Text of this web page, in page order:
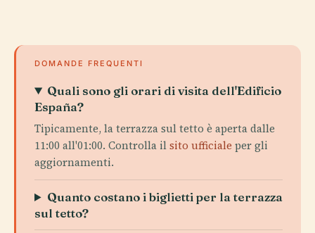
DOMANDE FREQUENTI
Quali sono gli orari di visita dell'Edificio
España?
Tipicamente, la terrazza sul tetto è aperta dalle
11:00 all'01:00. Controlla ilsito ufficiale per gli
aggiornamenti.
Quanto costano i biglietti per la terrazza
sul tetto?